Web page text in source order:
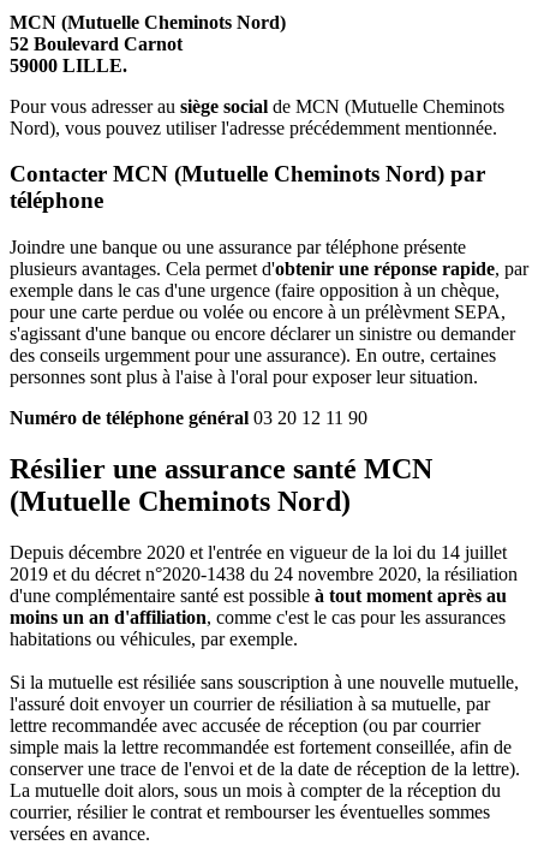
MCN (Mutuelle Cheminots Nord)
52 Boulevard Carnot
59000 LILLE.
Pour vous adresser au siège social de MCN (Mutuelle Cheminots
Nord), vous pouvez utiliser l'adresse précédemment mentionnée.
Contacter MCN (Mutuelle Cheminots Nord) par
téléphone
Joindre une banque ou une assurance par téléphone présente
plusieurs avantages. Cela permet d'obtenir une réponse rapide, par
exemple dans le cas d'une urgence (faire opposition à un chèque,
pour une carte perdue ou volée ou encore à un prélèvment SEPA,
s'agissant d'une banque ou encore déclarer un sinistre ou demander
des conseils urgemment pour une assurance). En outre, certaines
personnes sont plus à l'aise à l'oral pour exposer leur situation.
Numéro de téléphone général 03 20 12 11 90
Résilier une assurance santé MCN
(Mutuelle Cheminots Nord)
Depuis décembre 2020 et l'entrée en vigueur de la loi du 14 juillet
2019 et du décret n°2020-1438 du 24 novembre 2020, la résiliation
d'une complémentaire santé est possible à tout moment après au
moins un an d'affiliation, comme c'est le cas pour les assurances
habitations ou véhicules, par exemple.
Si la mutuelle est résiliée sans souscription à une nouvelle mutuelle,
l'assuré doit envoyer un courrier de résiliation à sa mutuelle, par
lettre recommandée avec accusée de réception (ou par courrier
simple mais la lettre recommandée est fortement conseillée, afin de
conserver une trace de l'envoi et de la date de réception de la lettre).
La mutuelle doit alors, sous un mois à compter de la réception du
courrier, résilier le contrat et rembourser les éventuelles sommes
versées en avance.